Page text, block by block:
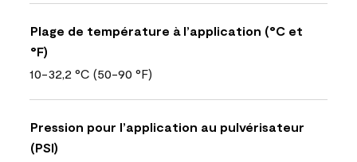
Plage de température à l’application (°C et
°F)
10-32,2 °C (50-90 °F)
Pression pour l’application au pulvérisateur
(PSI)